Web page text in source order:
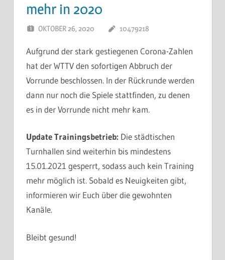
mehr in 2020
OKTOBER 26, 2020 10479218
Aufgrund der stark gestiegenen Corona-Zahlen
hat der WTTV den sofortigen Abbruch der
Vorrunde beschlossen. In der Rückrunde werden
dann nur noch die Spiele stattfinden, zu denen
es in der Vorrunde nicht mehr kam.
Update Trainingsbetrieb: Die städtischen
Turnhallen sind weiterhin bis mindestens
15.01.2021 gesperrt, sodass auch kein Training
mehr möglich ist. Sobald es Neuigkeiten gibt,
informieren wir Euch über die gewohnten
Kanäle.
Bleibt gesund!